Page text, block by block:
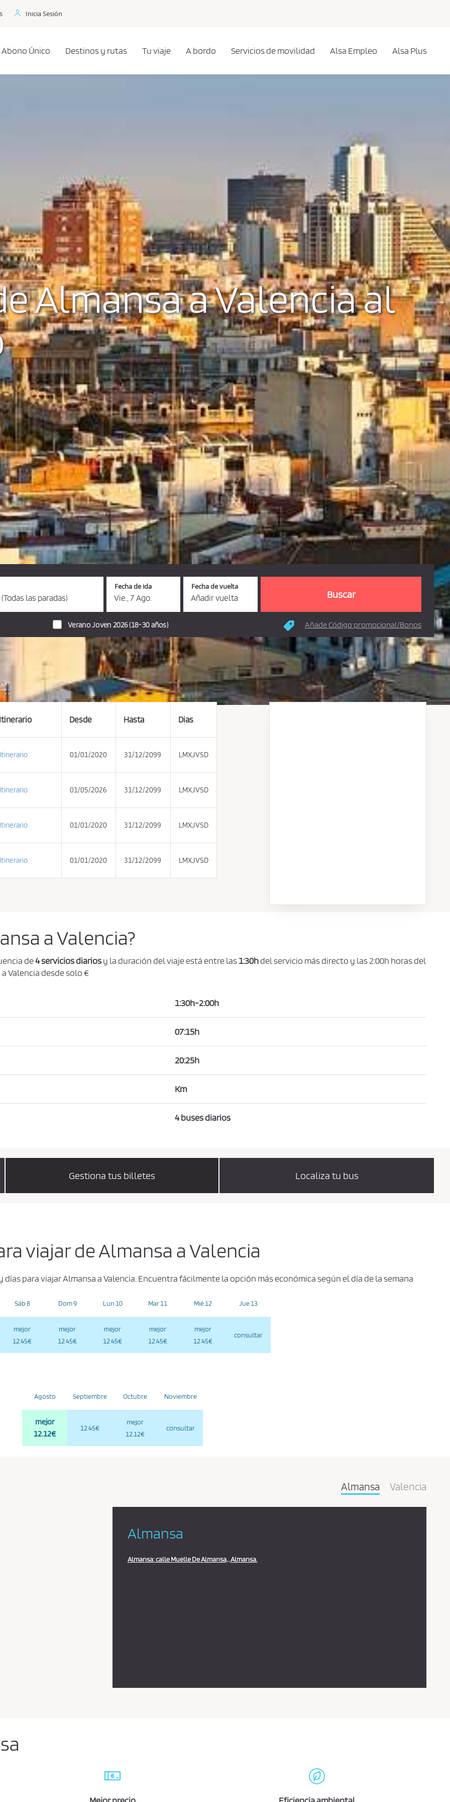
Inicia Sesión
Abono Único Destinos y rutas Tu viaje A bordo Servicios de movilidad Alsa Empleo Alsa Plus
Almansa a Valencia al
las paradas)
Fecha de ida
Vie., 7 Ago.
Fecha de vuelta
Añadir vuelta
Verano Joven 2026 (18-30 años) Añade Código promocional/Bonos
Itinerario Desde Hasta Dias
Itinerario 01/01/2020 31/12/2099 LMXJVSD
Itinerario 01/05/2026 31/12/2099 LMXJVSD
Itinerario 01/01/2020 31/12/2099 LMXJVSD
Itinerario 01/01/2020 31/12/2099 LMXJVSD
a Valencia?
de4 servicios diariosy la duración del viaje está entre las1:30hdel servicio más directo y las 2:00h horas del
Valencia desde solo €
1:30h-2:00h
07:15h
20:25h
Km
4 buses diarios
Gestiona tus billetes Localiza tu bus
viajar de Almansa a Valencia
para viajar Almansa a Valencia. Encuentra fácilmente la opción más económica según el día de la semana
Sáb 8
mejor
12.45€
Dom 9
mejor
12.45€
Lun 10
mejor
12.45€
Mar 11
mejor
12.45€
Mié 12
mejor
12.45€
Jue 13
consultar
Agosto
mejor
12.12€
Septiembre
12.45€
Octubre
mejor
12.12€
Noviembre
consultar
Almansa Valencia
Almansa
Almansa: calle Muelle De Almansa, , Almansa.